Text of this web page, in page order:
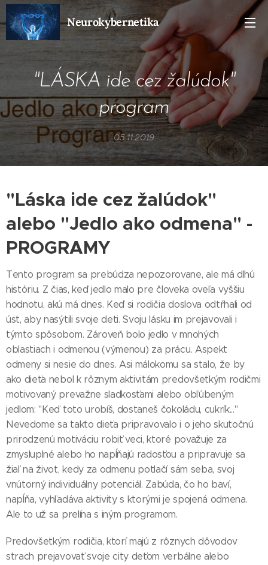
Neurokybernetika
"LÁSKA ide cez žalúdok"
program
05.11.2019
"Láska ide cez žalúdok"
alebo "Jedlo ako odmena" -
PROGRAMY
Tento program sa prebúdza nepozorovane, ale má dlhú
históriu. Z čias, keď jedlo malo pre človeka oveľa vyššiu
hodnotu, akú má dnes. Keď si rodičia doslova odtŕhali od
úst, aby nasýtili svoje deti. Svoju lásku im prejavovali i
týmto spôsobom. Zároveň bolo jedlo v mnohých
oblastiach i odmenou (výmenou) za prácu. Aspekt
odmeny si nesie do dnes. Asi málokomu sa stalo, že by
ako dieťa nebol k rôznym aktivitám predovšetkým rodičmi
motivovaný prevažne sladkosťami alebo obľúbeným
jedlom: "Keď toto urobíš, dostaneš čokoládu, cukrík..."
Nevedome sa takto dieťa pripravovalo i o jeho skutočnú
prirodzenú motiváciu robiť veci, ktoré považuje za
zmysluplné alebo ho napĺňajú radosťou a pripravuje sa
žiaľ na život, kedy za odmenu potlačí sám seba, svoj
vnútorný individuálny potenciál. Zabúda, čo ho baví,
napĺňa, vyhľadáva aktivity s ktorými je spojená odmena.
Ale to už sa prelína s iným programom.
Predovšetkým rodičia, ktorí majú z rôznych dôvodov
strach prejavovať svoje city deťom verbálne alebo